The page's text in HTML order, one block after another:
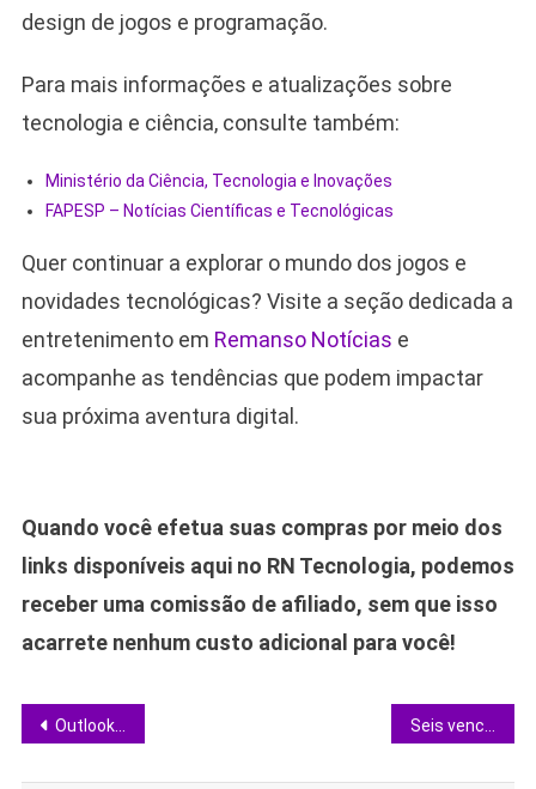
design de jogos e programação.
Para mais informações e atualizações sobre
tecnologia e ciência, consulte também:
Ministério da Ciência, Tecnologia e Inovações
FAPESP – Notícias Científicas e Tecnológicas
Quer continuar a explorar o mundo dos jogos e
novidades tecnológicas? Visite a seção dedicada a
entretenimento em Remanso Notícias e
acompanhe as tendências que podem impactar
sua próxima aventura digital.
Quando você efetua suas compras por meio dos
links disponíveis aqui no RN Tecnologia, podemos
receber uma comissão de afiliado, sem que isso
acarrete nenhum custo adicional para você!
Navegação
de
Outlook ganha componente Loop e leva edição colaborativa direto ao corpo do e-mail